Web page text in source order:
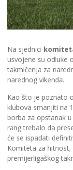
Na sjednici
usvojene su odluke
takmičenja za
narednog vikenda.
Kao što je poznato
klubova smanjiti na
borba za opstanak
rang trebalo da
će se ispadati
Komiteta za
premijerligaškog